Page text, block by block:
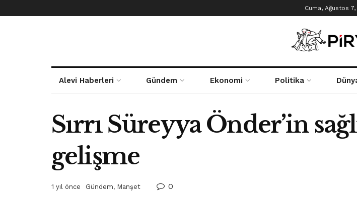
Cuma, Ağustos
Alevi Haberleri Gündem Ekonomi Politika
Sırrı Süreyya Önder’in
gelişme
1 yıl önce Gündem, Manşet 0